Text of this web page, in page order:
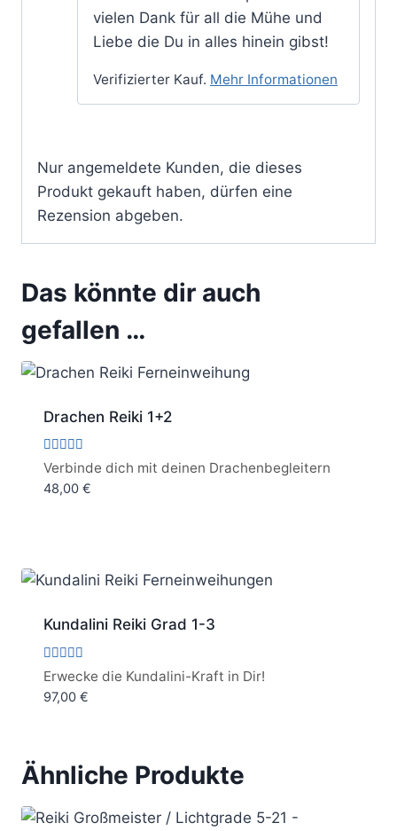
vielen Dank für all die Mühe und
Liebe die Du in alles hinein gibst!
Verifizierter Kauf. Mehr Informationen
Nur angemeldete Kunden, die dieses
Produkt gekauft haben, dürfen eine
Rezension abgeben.
Das könnte dir auch
gefallen …
Drachen Reiki 1+2
Bewertet
mit
5.00
Verbinde dich mit deinen Drachenbegleitern
48,00 €
Kundalini Reiki Grad 1-3
Bewertet
mit
5.00
Erwecke die Kundalini-Kraft in Dir!
97,00 €
Ähnliche Produkte